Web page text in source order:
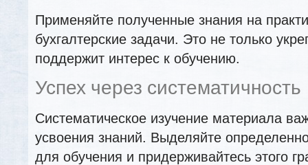
Применяйте полученные знания на
бухгалтерские задачи. Это не только
поддержит интерес к обучению.
Успех через систематичность
Систематическое изучение материала
усвоения знаний. Выделяйте
для обучения и придерживайтесь этого